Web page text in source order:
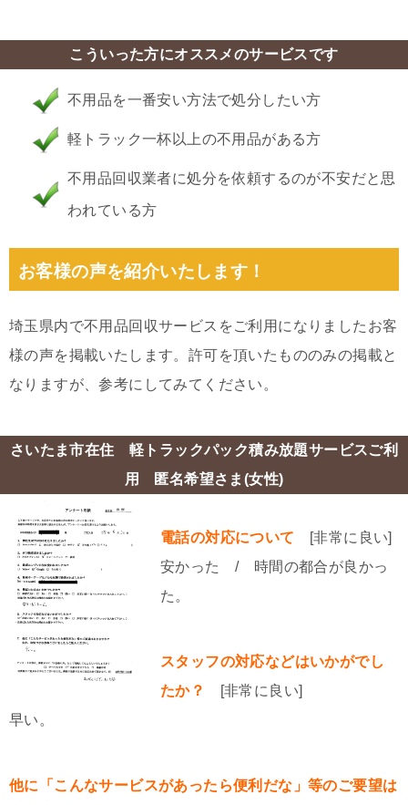
こういった方にオススメのサービスです
不用品を一番安い方法で処分したい方
軽トラック一杯以上の不用品がある方
不用品回収業者に処分を依頼するのが不安だと思
われている方
お客様の声を紹介いたします！
埼玉県内で不用品回収サービスをご利用になりましたお客
様の声を掲載いたします。許可を頂いたもののみの掲載と
なりますが、参考にしてみてください。
さいたま市在住 軽トラックパック積み放題サービスご利
用 匿名希望さま(女性)
電話の対応について [非常に良い]
安かった / 時間の都合が良かっ
た。
スタッフの対応などはいかがでし
たか？
[非常に良い]
早い。
他に「こんなサービスがあったら便利だな」等のご要望は